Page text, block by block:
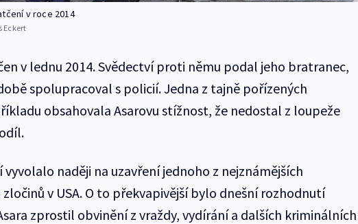
v roce 2014
Eckert
v lednu 2014. Svědectví proti němu podal jeho bratranec,
spolupracoval s policií. Jedna z tajně pořízených
obsahovala Asarovu stížnost, že nedostal z loupeže
vyvolalo naději na uzavření jednoho z nejznámějších
zločinů v USA. O to překvapivější bylo dnešní rozhodnutí
zprostil obvinění z vraždy, vydírání a dalších kriminálních